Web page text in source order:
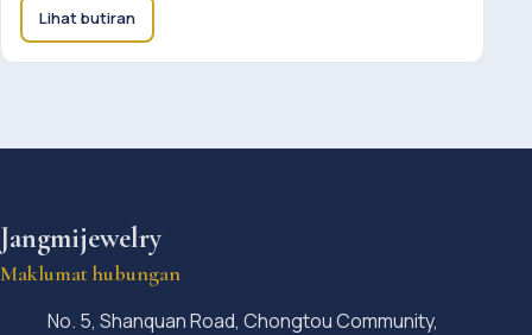
Lihat butiran
Jangmijewelry
Maklumat hubungan
No. 5, Shanquan Road, Chongtou Community,